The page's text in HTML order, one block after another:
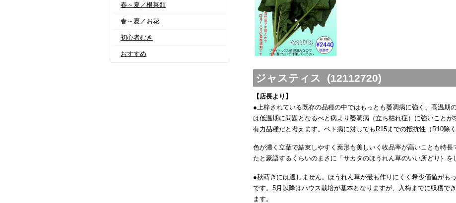
ジャスティス (12112720)
【店長より】
●上梓されている既存の品種の中ではもっとも萎凋病に強く、高温期
は低温期に問題となるべと病より萎凋病（立ち枯れ症）に強いこと
有力品種だと考えます。ベト病に対してもR15までの抵抗性（R10除
色が濃く立葉で結束しやすく葉形も美しいく收品率が高いことも特長
たと豪語するくらいのまさに「サカタのほうれん草のいい所どり｝を
●秋蒔きには適しません。ほうれん草が最も作りにくく希少価値がも
です。5月以降はハウス栽培が基本となりますが、入梅までに収穫で
ます。
春～夏／根菜類
春～夏／お花
初心者むき
おすすめ